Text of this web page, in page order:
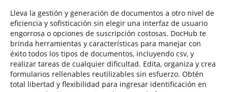
Lleva la gestión y generación de documentos a otro nivel de
eficiencia y sofisticación sin elegir una interfaz de usuario
engorrosa o opciones de suscripción costosas. DocHub te
brinda herramientas y características para manejar con
éxito todos los tipos de documentos, incluyendo csv, y
realizar tareas de cualquier dificultad. Edita, organiza y crea
formularios rellenables reutilizables sin esfuerzo. Obtén
total libertad y flexibilidad para ingresar identificación en